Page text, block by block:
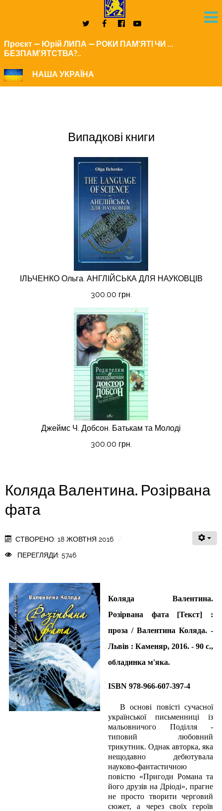
Проєкт — Юрій ЛИПА — РОКИ ПАМ'ЯТІ ЧИ ...
БЕЗПАМ’ЯТСТВА?..
НАША УКРАЇНА
Випадкові книги
ІЛЬЧЕНКО Ольга. АНГЛІЙСЬКА ДЛЯ НАУКОВЦІВ
300.00 грн.
Джеймс Ч. Добсон. Батькам та Молоді
300.00 грн.
Коляда Валентина. Розірвана
фата
СТВОРЕНО: 18 ЖОВТНЯ 2016
ПЕРЕГЛЯДИ: 5746
Коляда Валентина.
Розірвана фата [Текст] :
проза / Валентина Коляда. -
Львів : Каменяр, 2016. - 90 с.,
обладинка м'яка.
ISBN 978-966-607-397-4
В основі повісті сучасної
української письменниці із
мальовничого Поділля -
типовий любовний
трикутник. Однак авторка, яка
нещодавно дебютувала
науково-фантастичною
повістю «Пригоди Романа та
його друзів на Дріоді», прагне
не просто творити черговий
сюжет, а через своїх героїв